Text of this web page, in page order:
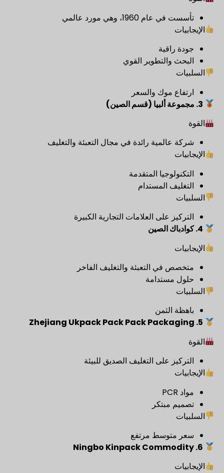
تأسست في عام 1960، وهي مورد عالمي
الإيجابيات
جودة راقية
البحث والتطوير القوي
السلبيات
ارتفاع موك والسعر
3. مجموعة ألبيا (قسم الصين)
القوة
شركة عالمية رائدة في مجال التعبئة والتغليف
الإيجابيات
التكنولوجيا المتقدمة
التغليف المستدام
السلبيات
التركيز على العلامات التجارية الكبيرة
4. كوادباك الصين
الإيجابيات
متخصص في التعبئة والتغليف الفاخر
حلول مستدامة
السلبيات
باهظة الثمن
5. Zhejiang Ukpack Pack Pack Packaging
القوة
التركيز على التغليف الصديق للبيئة
الإيجابيات
مواد PCR
تصميم مبتكر
السلبيات
سعر متوسط مرتفع
6. Ningbo Kinpack Commodity
الإيجابيات